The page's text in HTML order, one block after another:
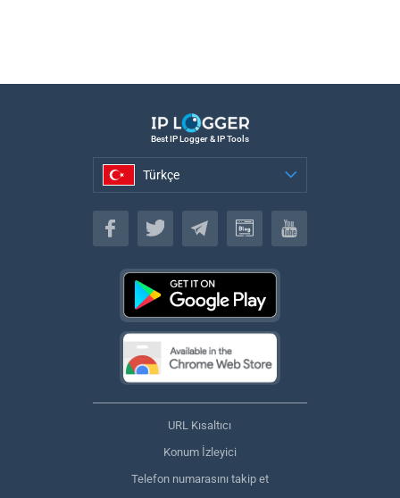
Best IP Logger & IP Tools
Türkçe
Türkçe
URL Kısaltıcı
Konum İzleyici
Telefon numarasını takip et